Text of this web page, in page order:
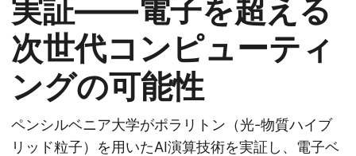
実証——電子を超える
次世代コンピューティ
ングの可能性
ペンシルベニア大学がポラリトン（光-物質ハイブ
リッド粒子）を用いたAI演算技術を実証し、電子ベ